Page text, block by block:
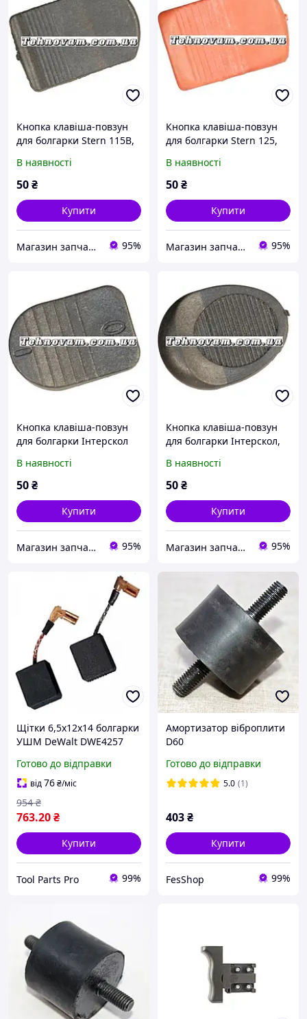
Кнопка клавіша-повзун
для болгарки Stern 115B,
В наявності
50₴
Купити
Магазин запчастин Техновам 95%
Кнопка клавіша-повзун
для болгарки Stern 125,
В наявності
50₴
Купити
Магазин запчастин Техновам 95%
Кнопка клавіша-повзун
для болгарки Інтерскол
В наявності
50₴
Купити
Магазин запчастин Техновам 95%
Кнопка клавіша-повзун
для болгарки Інтерскол,
В наявності
50₴
Купити
Магазин запчастин Техновам 95%
Щітки 6,5х12х14 болгарки
УШМ DeWalt DWE4257
ремонт, запчастини, для
інструменту, для болгарки
(Tool Parts)
Готово до відправки
від76₴/міс
763.20₴
954 ₴
Купити
Tool Parts Pro 99%
Амортизатор віброплити
D60
Готово до відправки
5.0 (1)
403₴
Купити
FesShop 99%